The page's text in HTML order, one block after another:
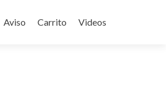
Aviso Carrito Videos